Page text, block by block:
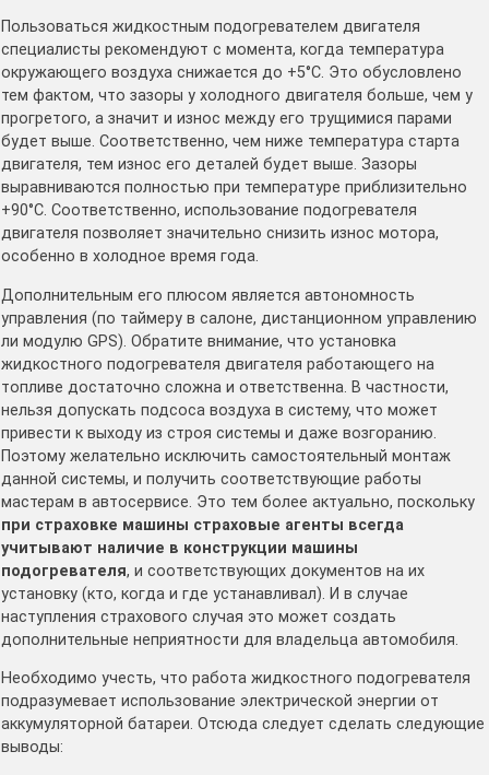
Пользоваться жидкостным подогревателем двигателя
специалисты рекомендуют с момента, когда температура
окружающего воздуха снижается до +5°С. Это обусловлено
тем фактом, что зазоры у холодного двигателя больше, чем у
прогретого, а значит и износ между его трущимися парами
будет выше. Соответственно, чем ниже температура старта
двигателя, тем износ его деталей будет выше. Зазоры
выравниваются полностью при температуре приблизительно
+90°С. Соответственно, использование подогревателя
двигателя позволяет значительно снизить износ мотора,
особенно в холодное время года.
Дополнительным его плюсом является автономность
управления (по таймеру в салоне, дистанционном управлению
ли модулю GPS). Обратите внимание, что установка
жидкостного подогревателя двигателя работающего на
топливе достаточно сложна и ответственна. В частности,
нельзя допускать подсоса воздуха в систему, что может
привести к выходу из строя системы и даже возгоранию.
Поэтому желательно исключить самостоятельный монтаж
данной системы, и получить соответствующие работы
мастерам в автосервисе. Это тем более актуально, поскольку
при страховке машины страховые агенты всегда
учитывают наличие в конструкции машины
подогревателя, и соответствующих документов на их
установку (кто, когда и где устанавливал). И в случае
наступления страхового случая это может создать
дополнительные неприятности для владельца автомобиля.
Необходимо учесть, что работа жидкостного подогревателя
подразумевает использование электрической энергии от
аккумуляторной батареи. Отсюда следует сделать следующие
выводы: